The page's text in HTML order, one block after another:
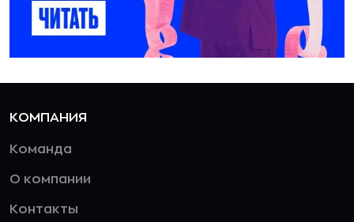
КОМПАНИЯ
Команда
О компании
Контакты